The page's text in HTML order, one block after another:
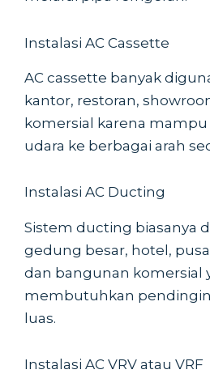
Instalasi AC Cassette
AC cassette banyak
kantor, restoran,
komersial karena
udara ke berbagai arah
Instalasi AC Ducting
Sistem ducting biasanya
gedung besar, hotel,
dan bangunan komersial
membutuhkan
luas.
Instalasi AC VRV atau VRF